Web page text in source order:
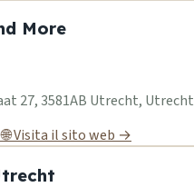
More
27, 3581AB Utrecht, Utrecht
🌐 Visita il sito web →